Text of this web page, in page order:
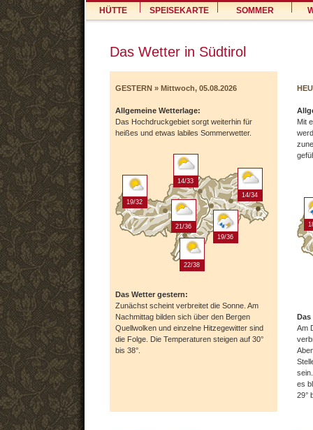
HÜTTE SPEISEKARTE SOMMER
Das Wetter in Südtirol
GESTERN » Mittwoch, 05.08.2026
Allgemeine Wetterlage:
Das Hochdruckgebiet sorgt weiterhin für
heißes und etwas labiles Sommerwetter.
19/32
21/36
14/33
19/36
22/38
14/34
Das Wetter gestern:
Zunächst scheint verbreitet die Sonne. Am
Nachmittag bilden sich über den Bergen
Quellwolken und einzelne Hitzegewitter sind
die Folge. Die Temperaturen steigen auf 30°
bis 38°.
Mit
Das
Am
es
29°